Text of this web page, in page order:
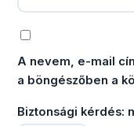
A nevem, e-mail
a böngészőben a
Biztonsági kérdés: